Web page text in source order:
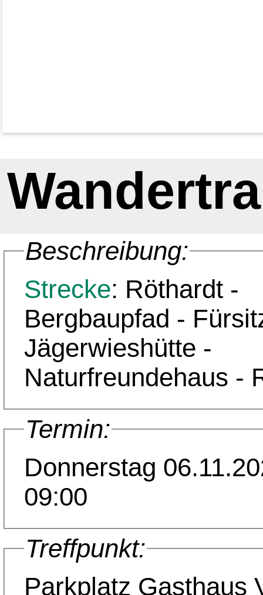
Beschreibung:
Strecke: Röthardt -
Bergbaupfad -
Jägerwieshütte -
Naturfreundehaus -
Termin:
Donnerstag
09:00
Treffpunkt:
Parkplatz Gasthaus